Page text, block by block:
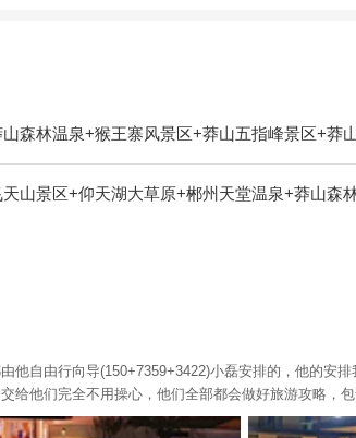
山森林温泉+猴王寨风景区+莽山五指峰景区+
天山景区+仰天湖大草原+郴州天堂温泉+莽山
他自由行向导(150+7359+3422)小磊安排的，他的安
给他们完全不用操心，他们全部都会做好旅游攻略，